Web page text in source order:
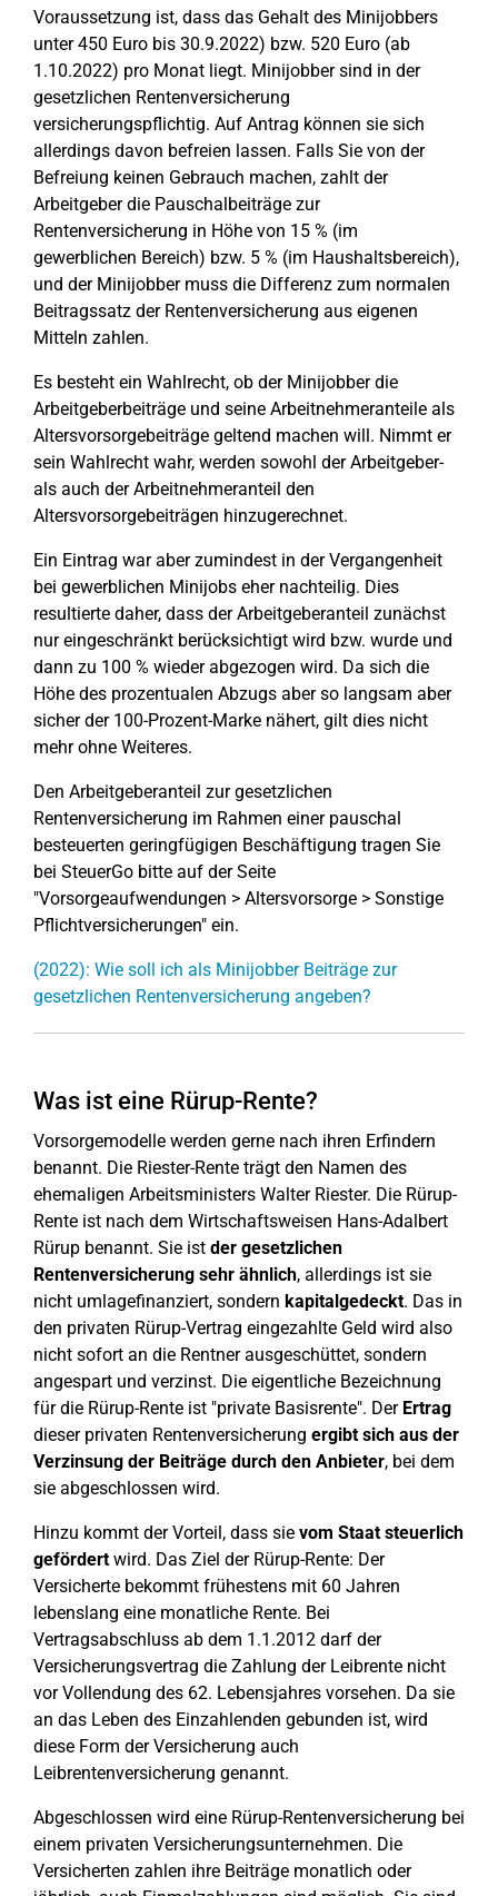
Voraussetzung ist, dass das Gehalt des Minijobbers
unter 450 Euro bis 30.9.2022) bzw. 520 Euro (ab
1.10.2022) pro Monat liegt. Minijobber sind in der
gesetzlichen Rentenversicherung
versicherungspflichtig. Auf Antrag können sie sich
allerdings davon befreien lassen. Falls Sie von der
Befreiung keinen Gebrauch machen, zahlt der
Arbeitgeber die Pauschalbeiträge zur
Rentenversicherung in Höhe von 15 % (im
gewerblichen Bereich) bzw. 5 % (im Haushaltsbereich),
und der Minijobber muss die Differenz zum normalen
Beitragssatz der Rentenversicherung aus eigenen
Mitteln zahlen.
Es besteht ein Wahlrecht, ob der Minijobber die
Arbeitgeberbeiträge und seine Arbeitnehmeranteile als
Altersvorsorgebeiträge geltend machen will. Nimmt er
sein Wahlrecht wahr, werden sowohl der Arbeitgeber-
als auch der Arbeitnehmeranteil den
Altersvorsorgebeiträgen hinzugerechnet.
Ein Eintrag war aber zumindest in der Vergangenheit
bei gewerblichen Minijobs eher nachteilig. Dies
resultierte daher, dass der Arbeitgeberanteil zunächst
nur eingeschränkt berücksichtigt wird bzw. wurde und
dann zu 100 % wieder abgezogen wird. Da sich die
Höhe des prozentualen Abzugs aber so langsam aber
sicher der 100-Prozent-Marke nähert, gilt dies nicht
mehr ohne Weiteres.
Den Arbeitgeberanteil zur gesetzlichen
Rentenversicherung im Rahmen einer pauschal
besteuerten geringfügigen Beschäftigung tragen Sie
bei SteuerGo bitte auf der Seite
"Vorsorgeaufwendungen > Altersvorsorge > Sonstige
Pflichtversicherungen" ein.
(2022): Wie soll ich als Minijobber Beiträge zur
gesetzlichen Rentenversicherung angeben?
Was ist eine Rürup-Rente?
Vorsorgemodelle werden gerne nach ihren Erfindern
benannt. Die Riester-Rente trägt den Namen des
ehemaligen Arbeitsministers Walter Riester. Die Rürup-
Rente ist nach dem Wirtschaftsweisen Hans-Adalbert
Rürup benannt. Sie ist der gesetzlichen
Rentenversicherung sehr ähnlich, allerdings ist sie
nicht umlagefinanziert, sondern kapitalgedeckt. Das in
den privaten Rürup-Vertrag eingezahlte Geld wird also
nicht sofort an die Rentner ausgeschüttet, sondern
angespart und verzinst. Die eigentliche Bezeichnung
für die Rürup-Rente ist "private Basisrente". Der Ertrag
dieser privaten Rentenversicherung ergibt sich aus der
Verzinsung der Beiträge durch den Anbieter, bei dem
sie abgeschlossen wird.
Hinzu kommt der Vorteil, dass sie vom Staat steuerlich
gefördertwird. Das Ziel der Rürup-Rente: Der
Versicherte bekommt frühestens mit 60 Jahren
lebenslang eine monatliche Rente. Bei
Vertragsabschluss ab dem 1.1.2012 darf der
Versicherungsvertrag die Zahlung der Leibrente nicht
vor Vollendung des 62. Lebensjahres vorsehen. Da sie
an das Leben des Einzahlenden gebunden ist, wird
diese Form der Versicherung auch
Leibrentenversicherung genannt.
Abgeschlossen wird eine Rürup-Rentenversicherung bei
einem privaten Versicherungsunternehmen. Die
Versicherten zahlen ihre Beiträge monatlich oder